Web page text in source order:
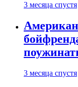
3 месяца спустя
3 месяца спустя